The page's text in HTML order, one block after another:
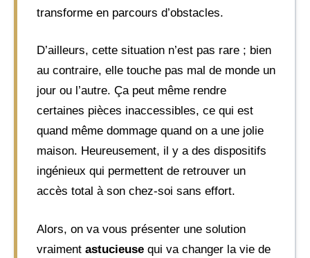
transforme en parcours d’obstacles.
D’ailleurs, cette situation n’est pas rare ; bien
au contraire, elle touche pas mal de monde un
jour ou l’autre. Ça peut même rendre
certaines pièces inaccessibles, ce qui est
quand même dommage quand on a une jolie
maison. Heureusement, il y a des dispositifs
ingénieux qui permettent de retrouver un
accès total à son chez-soi sans effort.
Alors, on va vous présenter une solution
vraiment astucieuse qui va changer la vie de